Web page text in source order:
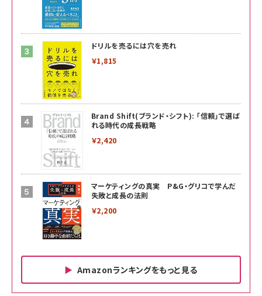
ドリルを売るには穴を売れ
￥1,815
Brand Shift(ブランド・シフト): 「信頼」で選ば
れる時代の成長戦略
￥2,420
マーケティングの真実 P&G・グリコで学んだ
失敗と成長の法則
￥2,200
Amazonランキングをもっと見る